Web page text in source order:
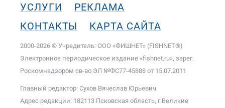
УСЛУГИ
РЕКЛАМА
КОНТАКТЫ
КАРТА САЙТА
2000-2026 © Учредитель: ООО «ФИШНЕТ» (FISHNET®)
Электронное периодическое издание «fishnet.ru», зарег.
Роскомнадзором cв-во ЭЛ №ФС77-45888 от 15.07.2011
Главный редактор: Сухов Вячеслав Юрьевич
Адрес редакции: 182113 Псковская область, г.Великие